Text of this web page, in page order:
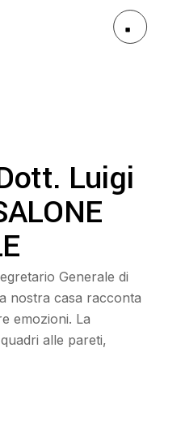
Luigi
Generale di
nostra casa racconta
emozioni. La
alle pareti,